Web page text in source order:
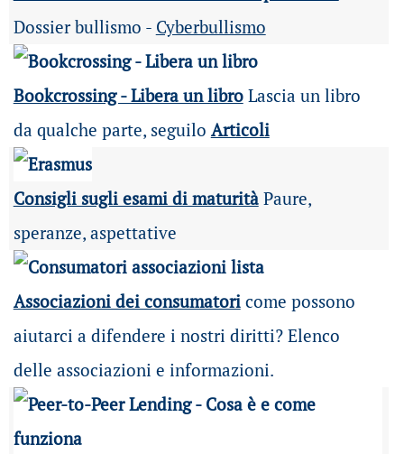
Dossier bullismo - Cyberbullismo
Bookcrossing - Libera un libroLascia un libro
da qualche parte, seguilo Articoli
Consigli sugli esami di maturità Paure,
speranze, aspettative
Associazioni dei consumatoricome possono
aiutarci a difendere i nostri diritti? Elenco
delle associazioni e informazioni.